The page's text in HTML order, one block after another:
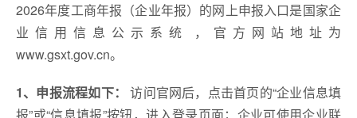
2026年度工商年报（企业年报）的网上申报入口是‌国家企
业信用信息公示系统‌，官方网站地址为
‌www.gsxt.gov.cn‌‌。
1、申报流程如下：‌
访问官网后，点击首页的“企业信息填